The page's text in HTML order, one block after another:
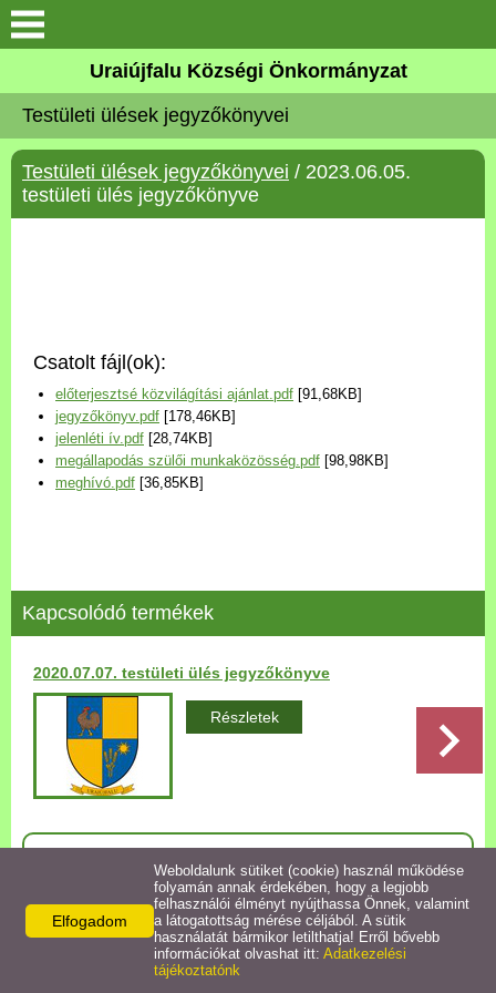
Köszöntő
Elérhetőségek
Uraiújfalu
Választási információk
Versenyképes Járások
Program
Hírek
Önkormányzati konyha
Egyéb intézmények
Egyéb szolgáltatások
Egészségügyi ellátás
Uraiújfalu Sportegyesület
Uraiújfalu Községi Önkormányzat
Testületi ülések jegyzőkönyvei
Testületi ülések jegyzőkönyvei / 2023.06.05.
testületi ülés jegyzőkönyve
Csatolt fájl(ok):
előterjesztsé közvilágítási ajánlat.pdf [91,68KB]
jegyzőkönyv.pdf [178,46KB]
jelenléti ív.pdf [28,74KB]
megállapodás szülői munkaközösség.pdf [98,98KB]
meghívó.pdf [36,85KB]
Kapcsolódó termékek
2020.07.07. testületi ülés jegyzőkönyve
Részletek
Elfogadom
Weboldalunk sütiket (cookie) használ működése
folyamán annak érdekében, hogy a legjobb
felhasználói élményt nyújthassa Önnek, valamint
a látogatottság mérése céljából. A sütik
használatát bármikor letilthatja! Erről bővebb
információkat olvashat itt: Adatkezelési
tájékoztatónk